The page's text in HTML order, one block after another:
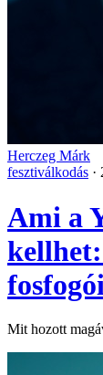
Herczeg Márk
fesztiválkodás ·
Ami a
Mit hozott